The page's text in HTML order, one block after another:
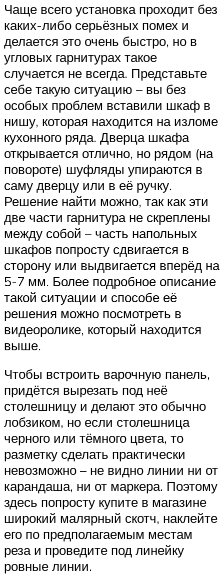
Чаще всего установка проходит без
каких-либо серьёзных помех и
делается это очень быстро, но в
угловых гарнитурах такое
случается не всегда. Представьте
себе такую ситуацию – вы без
особых проблем вставили шкаф в
нишу, которая находится на изломе
кухонного ряда. Дверца шкафа
открывается отлично, но рядом (на
повороте) шуфляды упираются в
саму дверцу или в её ручку.
Решение найти можно, так как эти
две части гарнитура не скреплены
между собой – часть напольных
шкафов попросту сдвигается в
сторону или выдвигается вперёд на
5-7 мм. Более подробное описание
такой ситуации и способе её
решения можно посмотреть в
видеоролике, который находится
выше.
Чтобы встроить варочную панель,
придётся вырезать под неё
столешницу и делают это обычно
лобзиком, но если столешница
черного или тёмного цвета, то
разметку сделать практически
невозможно – не видно линии ни от
карандаша, ни от маркера. Поэтому
здесь попросту купите в магазине
широкий малярный скотч, наклейте
его по предполагаемым местам
реза и проведите под линейку
ровные линии.